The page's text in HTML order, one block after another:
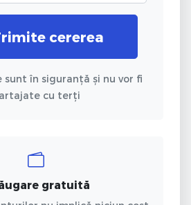
cererea
sunt în siguranță și nu vor fi
cu terți
gratuită